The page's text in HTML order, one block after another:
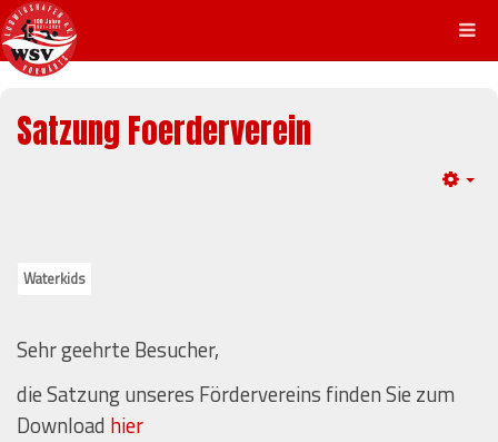
Satzung Foerderverein
Waterkids
Sehr geehrte Besucher,
die Satzung unseres Fördervereins finden Sie zum
Download hier